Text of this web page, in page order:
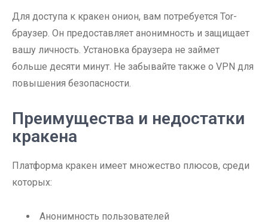
Для доступа к кракен онион, вам потребуется Tor-
браузер. Он предоставляет анонимность и защищает
вашу личность. Установка браузера не займет
больше десяти минут. Не забывайте также о VPN для
повышения безопасности.
Преимущества и недостатки
кракена
Платформа кракен имеет множество плюсов, среди
которых:
Анонимность пользователей